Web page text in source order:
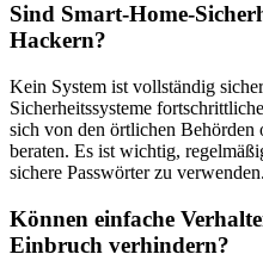
Sind Smart-Home-
Hackern?
Kein System ist vollständig
Sicherheitssysteme
sich von den örtlichen
beraten. Es ist wichtig,
sichere Passwörter zu verwenden.
Können einfache
Einbruch verhindern?